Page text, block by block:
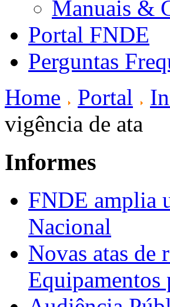
Manuais &
Portal FNDE
Perguntas
Home
Portal
vigência de ata
Informes
FNDE amplia
Nacional
Novas atas de
Equipamentos